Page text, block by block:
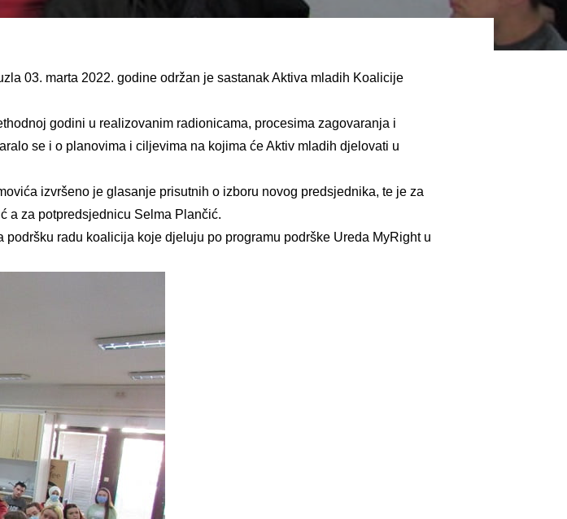
03. marta 2022. godine održan je sastanak Aktiva mladih Koalicije
godini u realizovanim radionicama, procesima zagovaranja i
se i o planovima i ciljevima na kojima će Aktiv mladih djelovati u
izvršeno je glasanje prisutnih o izboru novog predsjednika, te je za
a za potpredsjednicu Selma Plančić.
radu koalicija koje djeluju po programu podrške Ureda MyRight u